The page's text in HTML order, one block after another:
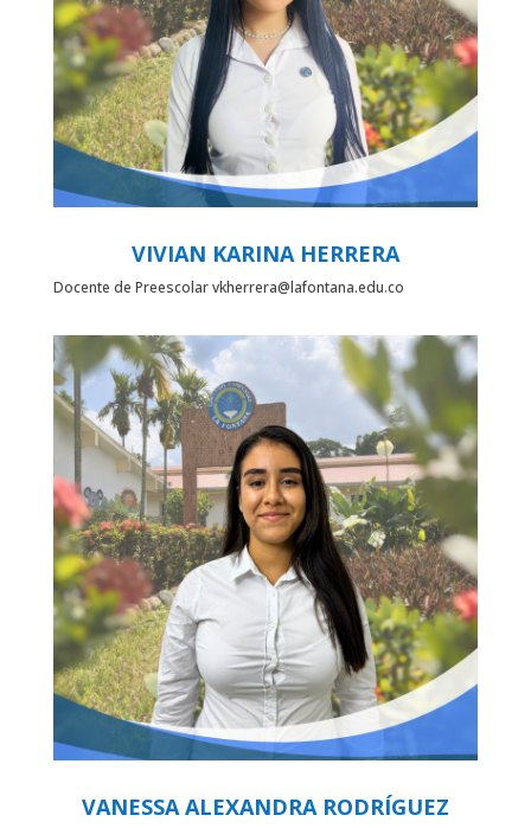
VIVIAN KARINA HERRERA
Docente de Preescolar vkherrera@lafontana.edu.co
VANESSA ALEXANDRA RODRÍGUEZ